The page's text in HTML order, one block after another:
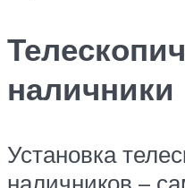
наличники
Установка